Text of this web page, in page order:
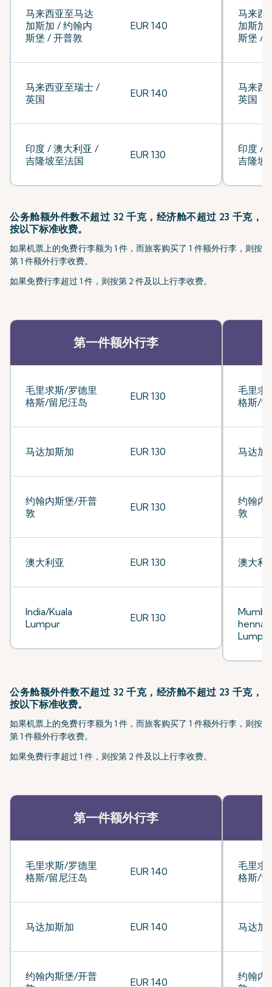
马来西亚至马达
加斯加 / 约翰内
斯堡 / 开普敦
EUR 140
马来西亚至瑞士 /
英国
EUR 140
印度 / 澳大利亚 /
吉隆坡至法国
EUR 130
马来西
加斯加
斯堡 /
马来西
英国
印度 /
吉隆坡
公务舱额外件数不超过 32 千克，经济舱不超过 23 千克，
按以下标准收费。
如果机票上的免费行李额为 1 件，而旅客购买了 1 件额外行李，则按
第 1 件额外行李收费。
如果免费行李超过 1 件，则按第 2 件及以上行李收费。
第一件额外行李
毛里求斯/罗德里
格斯/留尼汪岛
EUR 130
马达加斯加 EUR 130
约翰内斯堡/开普
敦
EUR 130
澳大利亚 EUR 130
India/Kuala
Lumpur
EUR 130
毛里求
格斯/
马达加
约翰内
敦
澳大利
hennai/
Lumpur
公务舱额外件数不超过 32 千克，经济舱不超过 23 千克，
按以下标准收费。
如果机票上的免费行李额为 1 件，而旅客购买了 1 件额外行李，则按
第 1 件额外行李收费。
如果免费行李超过 1 件，则按第 2 件及以上行李收费。
第一件额外行李
毛里求斯/罗德里
格斯/留尼汪岛
EUR 140
马达加斯加 EUR 140
约翰内斯堡/开普
EUR 140
毛里求
格斯/
马达加
约翰内